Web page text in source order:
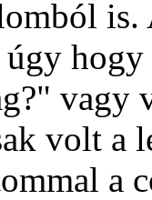
is.
vagy
volt a
a